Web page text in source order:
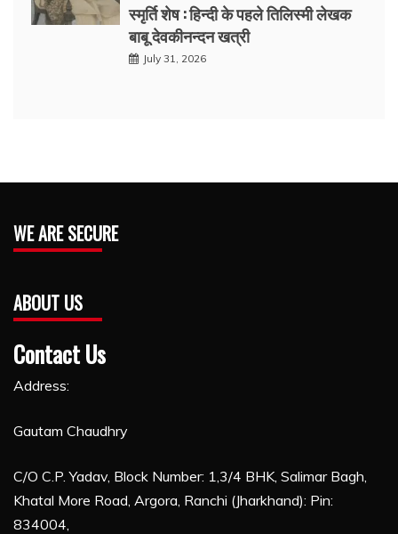
स्मृर्ति शेष : हिन्दी के पहले तिलिस्मी लेखक
बाबू देवकीनन्दन खत्री
July 31, 2026
WE ARE SECURE
ABOUT US
Contact Us
Address:
Gautam Chaudhry
C/O C.P. Yadav, Block Number: 1,3/4 BHK, Salimar Bagh,
Khatal More Road, Argora, Ranchi (Jharkhand): Pin:
834004,